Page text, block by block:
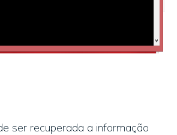
ser recuperada a informação